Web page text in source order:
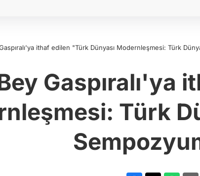
ithaf edilen "Türk Dünyası Modernleşmesi: Türk
Gaspıralı'ya
Türk